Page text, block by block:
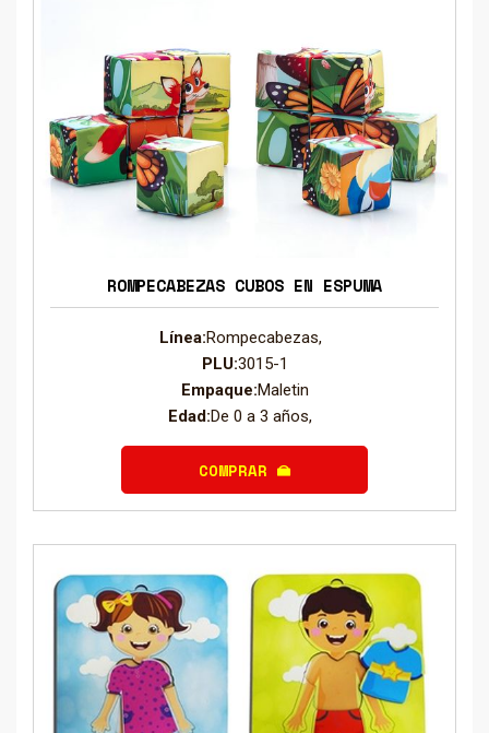
ROMPECABEZAS CUBOS EN ESPUMA
Línea:Rompecabezas,
PLU:3015-1
Empaque:Maletin
Edad:De 0 a 3 años,
COMPRAR